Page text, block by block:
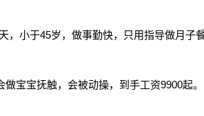
，小于45岁，做事勤快，只用指导做月子
宝宝抚触，会被动操，到手工资9900起。